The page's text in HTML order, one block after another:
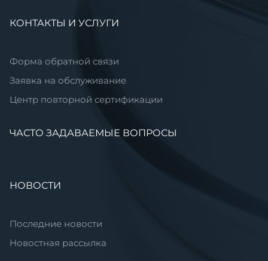
КОНТАКТЫ И УСЛУГИ
Форма обратной связи
Заявка на обслуживание
Центр повторной сертификации
ЧАСТО ЗАДАВАЕМЫЕ ВОПРОСЫ
НОВОСТИ
Последние новости
Новостная рассылка